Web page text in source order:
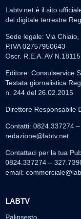
Labtv.net è il sito
del digitale terrestre
Sede legale: Via
P.IVA 02757950643
Oscr. R.E.A. AV
Editore: Consulservice
Testata giornalistica
n. 244 del 26.02.2015
Direttore Responsabile
Contatti: 0824.337274
redazione@labtv.net
Contattaci per la tua
0824.337274 –
email:
LABTV
Palinsesto